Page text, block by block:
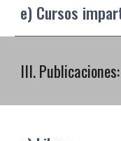
e) Cursos
III. Publicaciones: